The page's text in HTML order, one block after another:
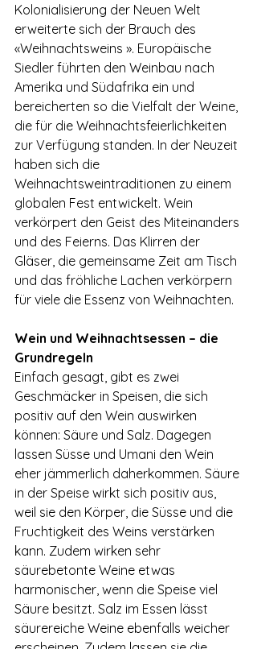
Kolonialisierung der Neuen Welt
erweiterte sich der Brauch des
«Weihnachtsweins ». Europäische
Siedler führten den Weinbau nach
Amerika und Südafrika ein und
bereicherten so die Vielfalt der Weine,
die für die Weihnachtsfeierlichkeiten
zur Verfügung standen. In der Neuzeit
haben sich die
Weihnachtsweintraditionen zu einem
globalen Fest entwickelt. Wein
verkörpert den Geist des Miteinanders
und des Feierns. Das Klirren der
Gläser, die gemeinsame Zeit am Tisch
und das fröhliche Lachen verkörpern
für viele die Essenz von Weihnachten.
Wein und Weihnachtsessen – die
Grundregeln
Einfach gesagt, gibt es zwei
Geschmäcker in Speisen, die sich
positiv auf den Wein auswirken
können: Säure und Salz. Dagegen
lassen Süsse und Umani den Wein
eher jämmerlich daherkommen. Säure
in der Speise wirkt sich positiv aus,
weil sie den Körper, die Süsse und die
Fruchtigkeit des Weins verstärken
kann. Zudem wirken sehr
säurebetonte Weine etwas
harmonischer, wenn die Speise viel
Säure besitzt. Salz im Essen lässt
säurereiche Weine ebenfalls weicher